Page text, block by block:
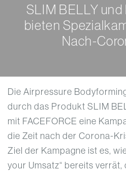
SLIM BELLY und
bieten
Nach-
Die Airpressure
durch das Produkt SLIM
mit FACEFORCE eine
die Zeit nach der Corona-
Ziel der Kampagne ist es,
your Umsatz“ bereits verrät,